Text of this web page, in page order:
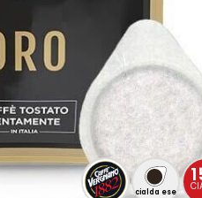
cialda ese